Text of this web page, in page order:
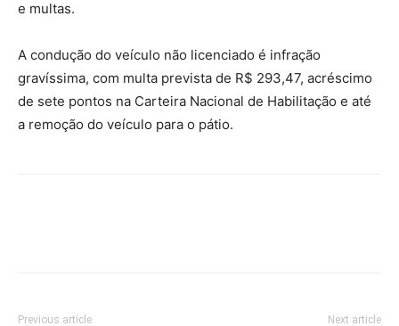
e multas.
A condução do veículo não licenciado é infração
gravíssima, com multa prevista de R$ 293,47, acréscimo
de sete pontos na Carteira Nacional de Habilitação e até
a remoção do veículo para o pátio.
Previous article Next article